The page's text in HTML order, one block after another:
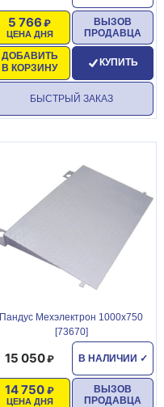
ЦЕНА ДНЯ
5 766
ДОБАВИТЬ
В КОРЗИНУ
ВЫЗОВ
ПРОДАВЦА
КУПИТЬ
БЫСТРЫЙ ЗАКАЗ
Пандус Мехэлектрон 1000х750
[73670]
В НАЛИЧИИ ✓
15 050
ЦЕНА ДНЯ
14 750
ВЫЗОВ
ПРОДАВЦА